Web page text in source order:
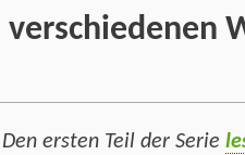
verschiedenen
Den ersten Teil der Serie